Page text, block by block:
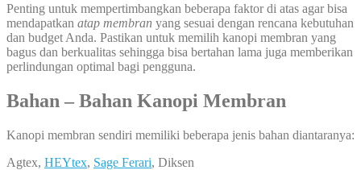
Penting untuk mempertimbangkan beberapa faktor di atas agar bisa
mendapatkan atap membran yang sesuai dengan rencana kebutuhan
dan budget Anda. Pastikan untuk memilih kanopi membran yang
bagus dan berkualitas sehingga bisa bertahan lama juga memberikan
perlindungan optimal bagi pengguna.
Bahan – Bahan Kanopi Membran
Kanopi membran sendiri memiliki beberapa jenis bahan diantaranya:
Agtex, HEYtex, Sage Ferari, Diksen